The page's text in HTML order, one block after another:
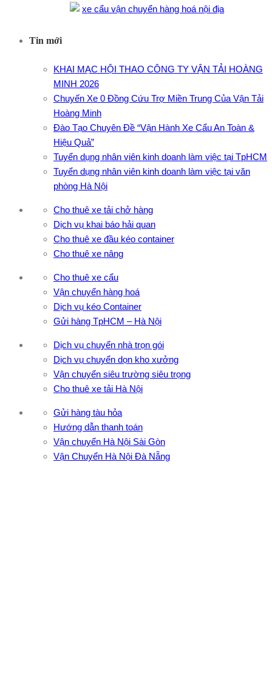
Tin mới
KHAI MẠC HỘI THAO CÔNG TY VẬN TẢI HOÀNG
MINH 2026
Chuyến Xe 0 Đồng Cứu Trợ Miền Trung Của Vận Tải
Hoàng Minh
Đào Tạo Chuyên Đề “Vận Hành Xe Cẩu An Toàn &
Hiệu Quả”
Tuyển dụng nhân viên kinh doanh làm việc tại TpHCM
Tuyển dụng nhân viên kinh doanh làm việc tại văn
phòng Hà Nội
Cho thuê xe tải chở hàng
Dịch vụ khai báo hải quan
Cho thuê xe đầu kéo container
Cho thuê xe nâng
Cho thuê xe cẩu
Vận chuyển hàng hoá
Dịch vụ kéo Container
Gửi hàng TpHCM – Hà Nội
Dịch vụ chuyển nhà trọn gói
Dịch vụ chuyển dọn kho xưởng
Vận chuyển siêu trường siêu trọng
Cho thuê xe tải Hà Nội
Gửi hàng tàu hỏa
Hướng dẫn thanh toán
Vận chuyển Hà Nội Sài Gòn
Vận Chuyển Hà Nội Đà Nẵng